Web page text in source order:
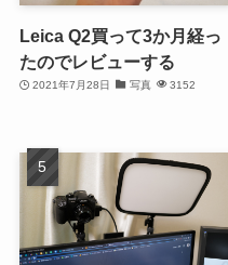
Leica Q2買って3か月経っ
たのでレビューする
2021年7月28日 写真 3152